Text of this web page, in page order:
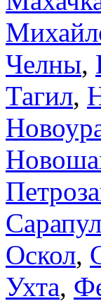
Челны,
Тагил,
Сарапул
Оскол,
Ухта,